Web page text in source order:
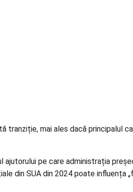
tranziție, mai ales dacă principalul
pe care administrația
din SUA din 2024 poate influența